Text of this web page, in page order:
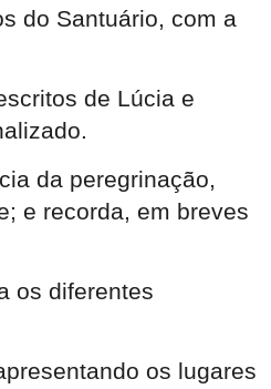
do Santuário, com a
de Lúcia e
da peregrinação,
e recorda, em breves
os diferentes
os lugares